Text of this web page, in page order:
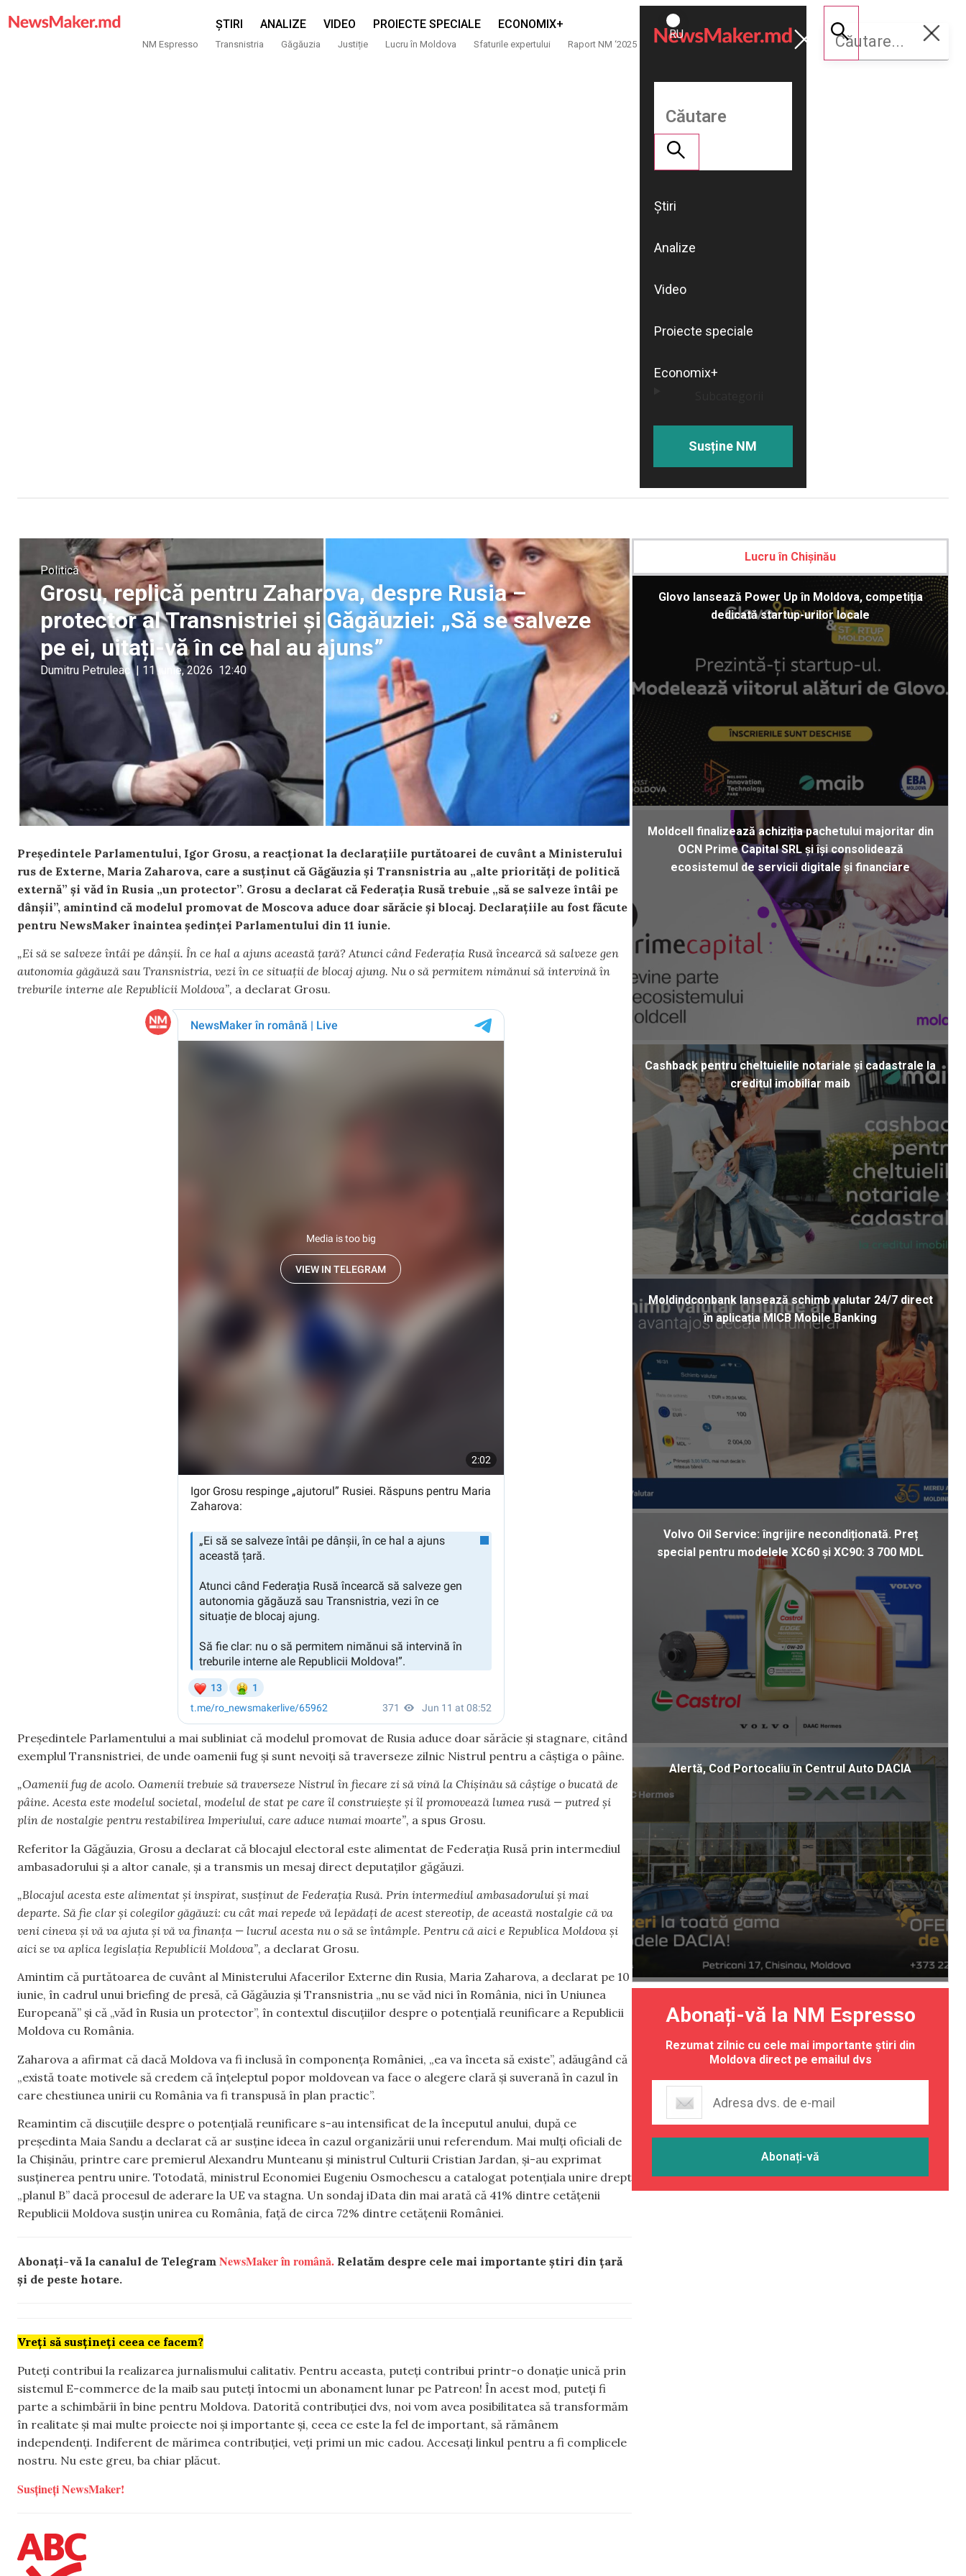
ȘTIRI ANALIZE VIDEO PROIECTE SPECIALE ECONOMIX+
NM Espresso Transnistria Găgăuzia Justiție Lucru în Moldova Sfaturile expertului Raport NM ‘2025
ROMÂNĂ
RU
Susține
NM
Știri
Analize
Video
Proiecte speciale
Economix+
Susține NM
Politică
Grosu, replică pentru Zaharova, despre Rusia –
protector al Transnistriei și Găgăuziei: „Să se salveze
pe ei, uitați-vă în ce hal au ajuns”
Dumitru Petruleac | 11 iunie, 2026 12:40
Președintele Parlamentului, Igor Grosu, a reacționat la declarațiile purtătoarei de cuvânt a Ministerului
rus de Externe, Maria Zaharova, care a susținut că Găgăuzia și Transnistria au „alte priorități de politică
externă” și văd în Rusia „un protector”. Grosu a declarat că Federația Rusă trebuie „să se salveze întâi pe
dânșii”, amintind că modelul promovat de Moscova aduce doar sărăcie și blocaj. Declarațiile au fost făcute
pentru NewsMaker înaintea ședinței Parlamentului din 11 iunie.
„Ei să se salveze întâi pe dânșii. În ce hal a ajuns această țară? Atunci când Federația Rusă încearcă să salveze gen
autonomia găgăuză sau Transnistria, vezi în ce situații de blocaj ajung. Nu o să permitem nimănui să intervină în
treburile interne ale Republicii Moldova”, a declarat Grosu.
Președintele Parlamentului a mai subliniat că modelul promovat de Rusia aduce doar sărăcie și stagnare, citând
exemplul Transnistriei, de unde oamenii fug și sunt nevoiți să traverseze zilnic Nistrul pentru a câștiga o pâine.
„Oamenii fug de acolo. Oamenii trebuie să traverseze Nistrul în fiecare zi să vină la Chișinău să câștige o bucată de
pâine. Acesta este modelul societal, modelul de stat pe care îl construiește și îl promovează lumea rusă — putred și
plin de nostalgie pentru restabilirea Imperiului, care aduce numai moarte”, a spus Grosu.
Referitor la Găgăuzia, Grosu a declarat că blocajul electoral este alimentat de Federația Rusă prin intermediul
ambasadorului și a altor canale, și a transmis un mesaj direct deputaților găgăuzi.
„Blocajul acesta este alimentat și inspirat, susținut de Federația Rusă. Prin intermediul ambasadorului și mai
departe. Să fie clar și colegilor găgăuzi: cu cât mai repede vă lepădați de acest stereotip, de această nostalgie că va
veni cineva și vă va ajuta și vă va finanța — lucrul acesta nu o să se întâmple. Pentru că aici e Republica Moldova și
aici se va aplica legislația Republicii Moldova”, a declarat Grosu.
Amintim că purtătoarea de cuvânt al Ministerului Afacerilor Externe din Rusia, Maria Zaharova, a declarat pe 10
iunie, în cadrul unui briefing de presă, că Găgăuzia și Transnistria „nu se văd nici în România, nici în Uniunea
Europeană” și că „văd în Rusia un protector”, în contextul discuțiilor despre o potențială reunificare a Republicii
Moldova cu România.
Zaharova a afirmat că dacă Moldova va fi inclusă în componența României, „ea va înceta să existe”, adăugând că
„există toate motivele să credem că înțeleptul popor moldovean va face o alegere clară și suverană în cazul în
care chestiunea unirii cu România va fi transpusă în plan practic”.
Reamintim că discuțiile despre o potențială reunificare s-au intensificat de la începutul anului, după ce
președinta Maia Sandu a declarat că ar susține ideea în cazul organizării unui referendum. Mai mulți oficiali de
la Chișinău, printre care premierul Alexandru Munteanu și ministrul Culturii Cristian Jardan, și-au exprimat
susținerea pentru unire. Totodată, ministrul Economiei Eugeniu Osmochescu a catalogat potențiala unire drept
„planul B” dacă procesul de aderare la UE va stagna. Un sondaj iData din mai arată că 41% dintre cetățenii
Republicii Moldova susțin unirea cu România, față de circa 72% dintre cetățenii României.
Abonați-vă la canalul de Telegram NewsMaker în română. Relatăm despre cele mai importante știri din țară
și de peste hotare.
Vreți să susțineți ceea ce facem?
Puteți contribui la realizarea jurnalismului calitativ. Pentru aceasta, puteți contribui printr-o donație unică prin
sistemul E-commerce de la maib sau puteți întocmi un abonament lunar pe Patreon! În acest mod, puteți fi
parte a schimbării în bine pentru Moldova. Datorită contribuției dvs, noi vom avea posibilitatea să transformăm
în realitate și mai multe proiecte noi și importante și, ceea ce este la fel de important, să rămânem
independenți. Indiferent de mărimea contribuției, veți primi un mic cadou. Accesați linkul pentru a fi complicele
nostru. Nu este greu, ba chiar plăcut.
Susțineți NewsMaker!
Lucru în Chișinău
Glovo lansează Power Up în Moldova, competiția
dedicată startup-urilor locale
Moldcell finalizează achiziția pachetului majoritar din
OCN Prime Capital SRL și își consolidează
ecosistemul de servicii digitale și financiare
Cashback pentru cheltuielile notariale și cadastrale la
creditul imobiliar maib
Moldindconbank lansează schimb valutar 24/7 direct
în aplicația MICB Mobile Banking
Volvo Oil Service: îngrijire necondiționată. Preț
special pentru modelele XC60 și XC90: 3 700 MDL
Alertă, Cod Portocaliu în Centrul Auto DACIA
Abonați-vă la NM Espresso
Rezumat zilnic cu cele mai importante știri din
Moldova direct pe emailul dvs